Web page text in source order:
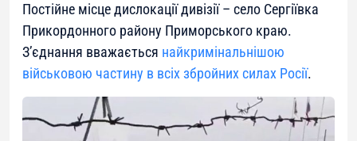
Постійне місце дислокації дивізії – село Сергіївка
Прикордонного району Приморського краю.
З’єднання вважається найкримінальнішою
військовою частину в всіх збройних силах Росії.